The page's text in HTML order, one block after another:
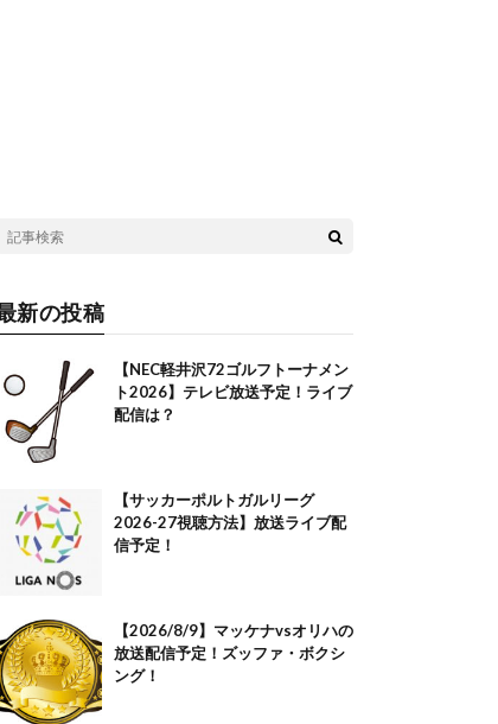
新の投稿
【NEC軽井沢72ゴルフトーナメン
ト2026】テレビ放送予定！ライブ
配信は？
【サッカーポルトガルリーグ
2026-27視聴方法】放送ライブ配
信予定！
【2026/8/9】マッケナvsオリハの
放送配信予定！ズッファ・ボクシ
ング！